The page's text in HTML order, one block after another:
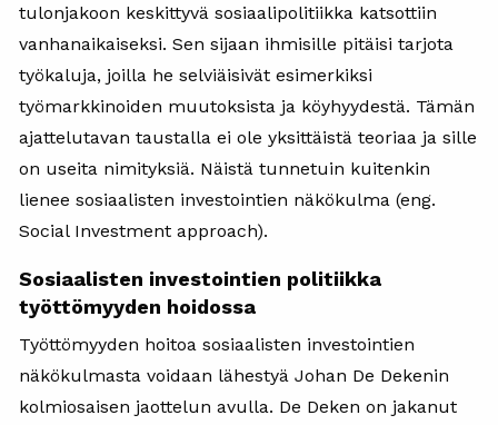
tulonjakoon keskittyvä sosiaalipolitiikka katsottiin
vanhanaikaiseksi. Sen sijaan ihmisille pitäisi tarjota
työkaluja, joilla he selviäisivät esimerkiksi
työmarkkinoiden muutoksista ja köyhyydestä. Tämän
ajattelutavan taustalla ei ole yksittäistä teoriaa ja sille
on useita nimityksiä. Näistä tunnetuin kuitenkin
lienee sosiaalisten investointien näkökulma (eng.
Social Investment approach).
Sosiaalisten investointien politiikka
työttömyyden hoidossa
Työttömyyden hoitoa sosiaalisten investointien
näkökulmasta voidaan lähestyä Johan De Dekenin
kolmiosaisen jaottelun avulla. De Deken on jakanut